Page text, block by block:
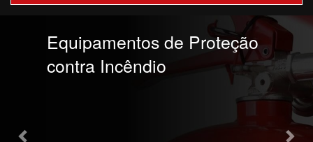
Equipamentos de Proteção
contra Incêndio